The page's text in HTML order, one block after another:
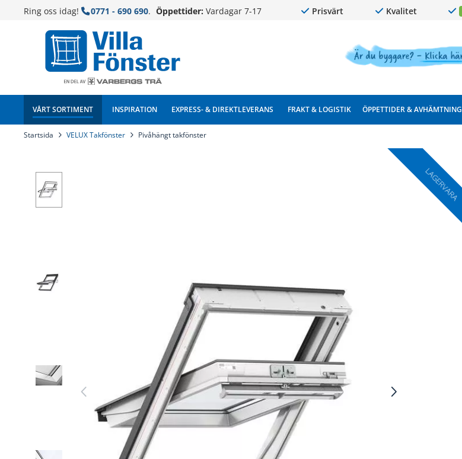
Ring oss idag! 0771 - 690 690. Öppettider: Vardagar 7-17 Prisvärt Kvalitet
VÅRT SORTIMENT INSPIRATION EXPRESS- & DIREKTLEVERANS FRAKT & LOGISTIK ÖPPETTIDER & AVHÄMTNING
Startsida VELUX Takfönster Pivåhängt takfönster
LAGERVARA